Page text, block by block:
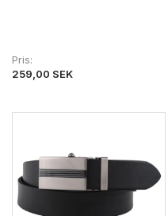
Pris
259,00 SEK